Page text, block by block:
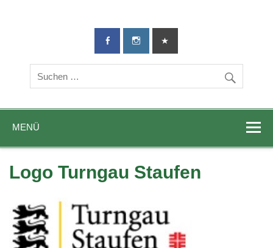
TG-Geislingen
DIE Sportadresse in Geislingen!
MENÜ
Logo Turngau Staufen